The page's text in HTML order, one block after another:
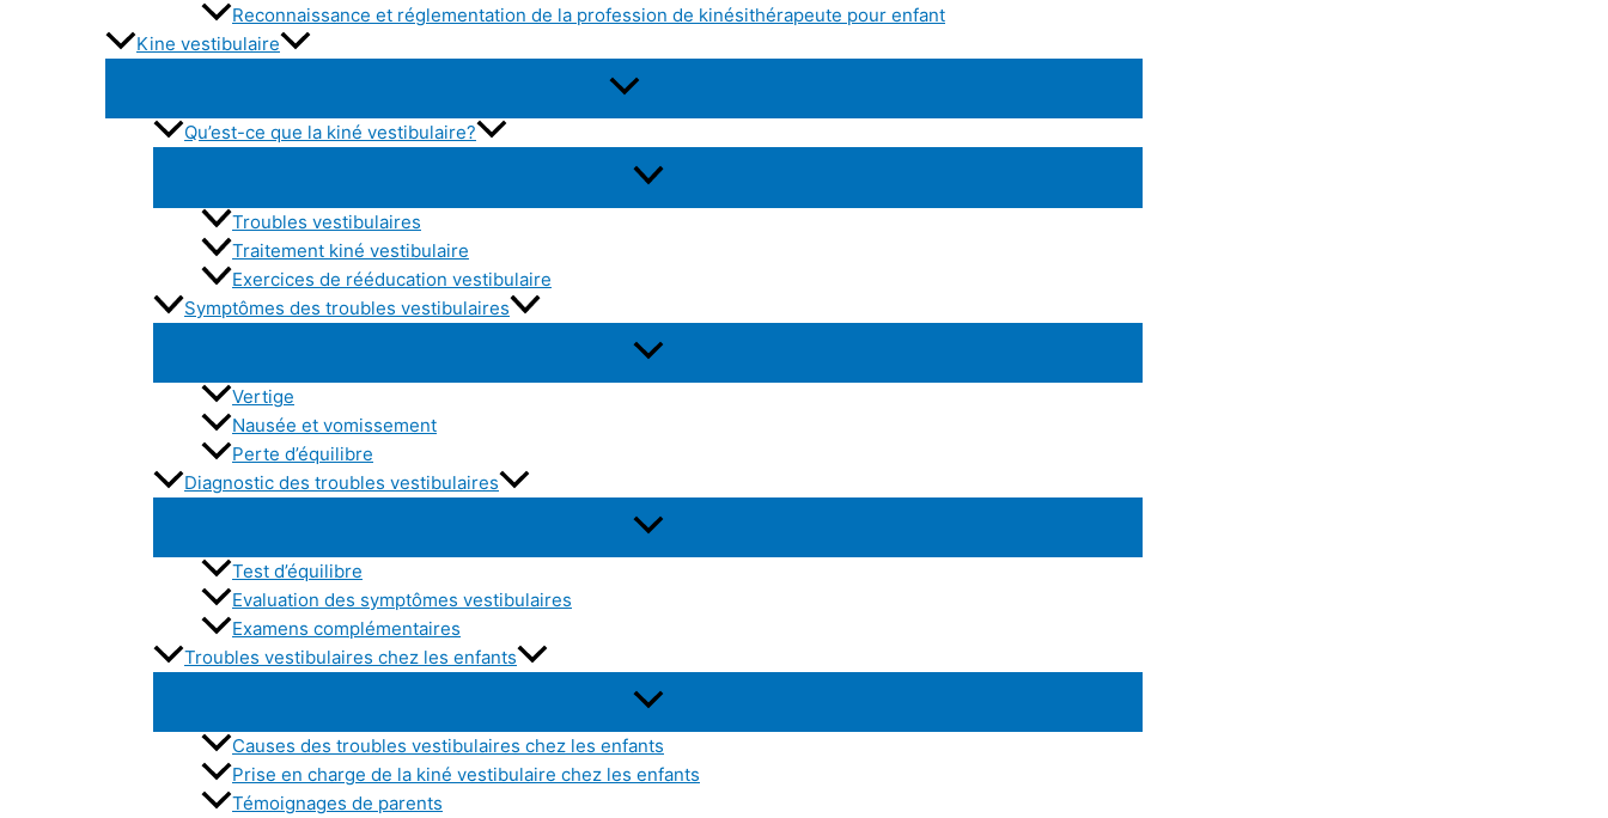
Reconnaissance et réglementation de la profession de kinésithérapeute pour enfant
Kine vestibulaire
Qu’est-ce que la kiné vestibulaire?
Troubles vestibulaires
Traitement kiné vestibulaire
Exercices de rééducation vestibulaire
Symptômes des troubles vestibulaires
Vertige
Nausée et vomissement
Perte d’équilibre
Diagnostic des troubles vestibulaires
Test d’équilibre
Evaluation des symptômes vestibulaires
Examens complémentaires
Troubles vestibulaires chez les enfants
Causes des troubles vestibulaires chez les enfants
Prise en charge de la kiné vestibulaire chez les enfants
Témoignages de parents